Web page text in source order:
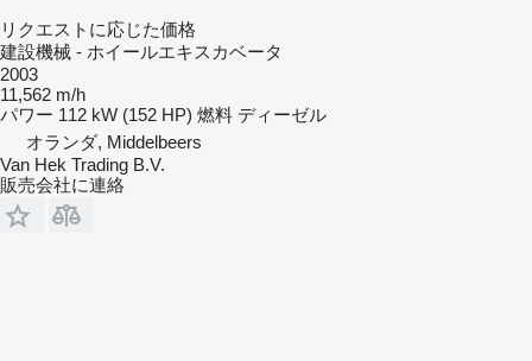
リクエストに応じた価格
建設機械 - ホイールエキスカベータ
2003
11,562 m/h
パワー 112 kW (152 HP) 燃料 ディーゼル
オランダ, Middelbeers
Van Hek Trading B.V.
販売会社に連絡